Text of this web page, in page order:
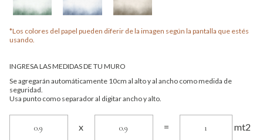
*Los colores del papel pueden diferir de la imagen según la pantalla que estés
usando.
INGRESA LAS MEDIDAS DE TU MURO
Se agregarán automáticamente 10cm al alto y al ancho como medida de
seguridad.
Usa punto como separador al digitar ancho y alto.
x = mt2